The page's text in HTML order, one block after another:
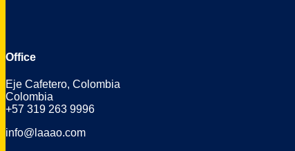
Office
Eje Cafetero, Colombia
Colombia
+57 319 263 9996
info@laaao.com